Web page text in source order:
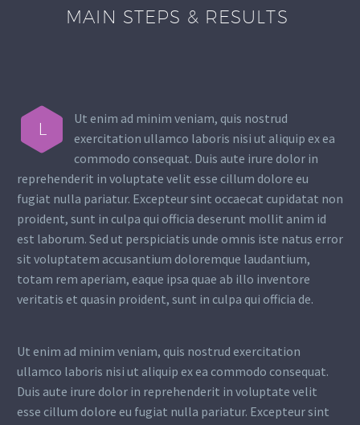
MAIN STEPS & RESULTS
L
Ut enim ad minim veniam, quis nostrud
exercitation ullamco laboris nisi ut aliquip ex ea
commodo consequat. Duis aute irure dolor in
reprehenderit in voluptate velit esse cillum dolore eu
fugiat nulla pariatur. Excepteur sint occaecat cupidatat non
proident, sunt in culpa qui officia deserunt mollit anim id
est laborum. Sed ut perspiciatis unde omnis iste natus error
sit voluptatem accusantium doloremque laudantium,
totam rem aperiam, eaque ipsa quae ab illo inventore
veritatis et quasin proident, sunt in culpa qui officia de.
Ut enim ad minim veniam, quis nostrud exercitation
ullamco laboris nisi ut aliquip ex ea commodo consequat.
Duis aute irure dolor in reprehenderit in voluptate velit
esse cillum dolore eu fugiat nulla pariatur. Excepteur sint